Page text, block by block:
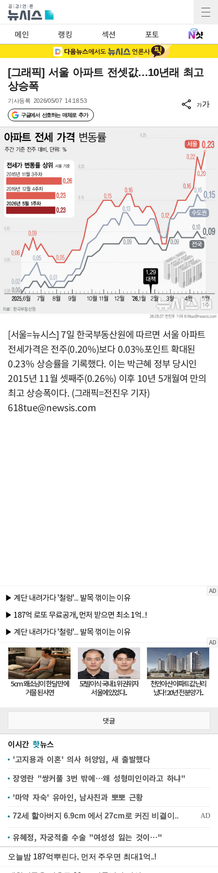
메인 랭킹 섹션 포토
[그래픽] 서울 아파트 전셋값…10년래 최고
상승폭
기사등록 2026/05/07 14:18:53
구글에서 선호하는 매체로 추가
가가
[서울=뉴시스] 7일 한국부동산원에 따르면 서울 아파트
전세가격은 전주(0.20%)보다 0.03%포인트 확대된
0.23% 상승률을 기록했다. 이는 박근혜 정부 당시인
2015년 11월 셋째주(0.26%) 이후 10년 5개월여 만의
최고 상승폭이다. (그래픽=전진우 기자)
618tue@newsis.com
댓글
이시간 핫뉴스
'고지용과 이혼' 의사 허양임, 새 출발했다
장영란 "쌍커풀 3번 밖에…왜 성형미인이라고 하냐"
'마약 자숙' 유아인, 남사친과 뽀뽀 근황
유혜정, 자궁적출 수술 "여성성 잃는 것이…"